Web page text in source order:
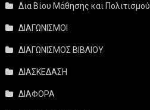
Δια Βίου Μάθησης και Πολιτισμού
ΔΙΑΓΩΝΙΣΜΟΙ
ΔΙΑΓΩΝΙΣΜΟΣ ΒΙΒΛΙΟΥ
ΔΙΑΣΚΕΔΑΣΗ
ΔΙΑΦΟΡΑ